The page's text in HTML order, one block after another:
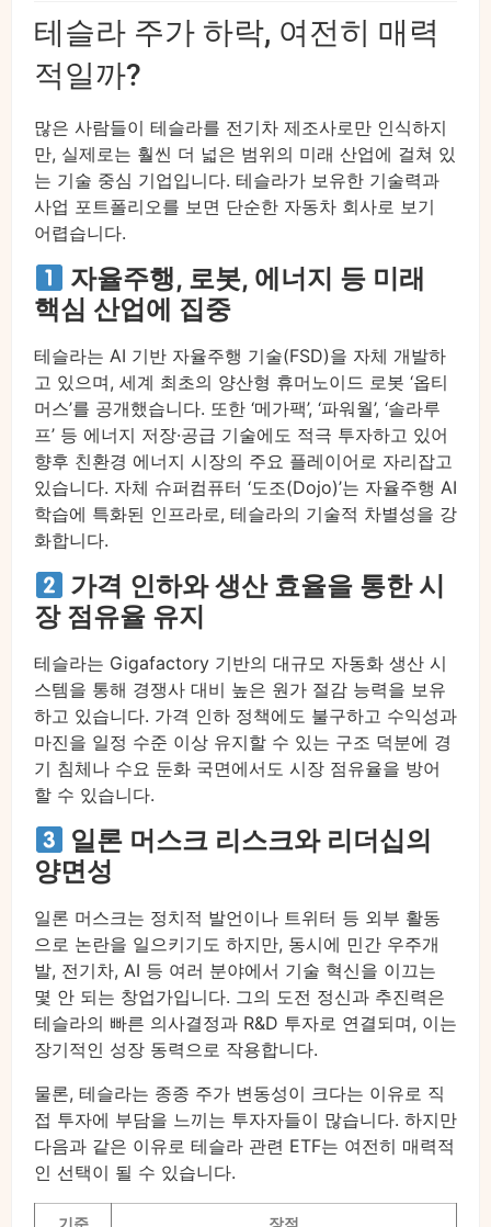
테슬라 주가 하락, 여전히 매력
적일까?
많은 사람들이 테슬라를 전기차 제조사로만 인식하지
만, 실제로는 훨씬 더 넓은 범위의 미래 산업에 걸쳐 있
는 기술 중심 기업입니다. 테슬라가 보유한 기술력과
사업 포트폴리오를 보면 단순한 자동차 회사로 보기
어렵습니다.
자율주행, 로봇, 에너지 등 미래
핵심 산업에 집중
테슬라는 AI 기반 자율주행 기술(FSD)을 자체 개발하
고 있으며, 세계 최초의 양산형 휴머노이드 로봇 ‘옵티
머스’를 공개했습니다. 또한 ‘메가팩’, ‘파워월’, ‘솔라루
프’ 등 에너지 저장·공급 기술에도 적극 투자하고 있어
향후 친환경 에너지 시장의 주요 플레이어로 자리잡고
있습니다. 자체 슈퍼컴퓨터 ‘도조(Dojo)’는 자율주행 AI
학습에 특화된 인프라로, 테슬라의 기술적 차별성을 강
화합니다.
가격 인하와 생산 효율을 통한 시
장 점유율 유지
테슬라는 Gigafactory 기반의 대규모 자동화 생산 시
스템을 통해 경쟁사 대비 높은 원가 절감 능력을 보유
하고 있습니다. 가격 인하 정책에도 불구하고 수익성과
마진을 일정 수준 이상 유지할 수 있는 구조 덕분에 경
기 침체나 수요 둔화 국면에서도 시장 점유율을 방어
할 수 있습니다.
일론 머스크 리스크와 리더십의
양면성
일론 머스크는 정치적 발언이나 트위터 등 외부 활동
으로 논란을 일으키기도 하지만, 동시에 민간 우주개
발, 전기차, AI 등 여러 분야에서 기술 혁신을 이끄는
몇 안 되는 창업가입니다. 그의 도전 정신과 추진력은
테슬라의 빠른 의사결정과 R&D 투자로 연결되며, 이는
장기적인 성장 동력으로 작용합니다.
물론, 테슬라는 종종 주가 변동성이 크다는 이유로 직
접 투자에 부담을 느끼는 투자자들이 많습니다. 하지만
다음과 같은 이유로 테슬라 관련 ETF는 여전히 매력적
인 선택이 될 수 있습니다.